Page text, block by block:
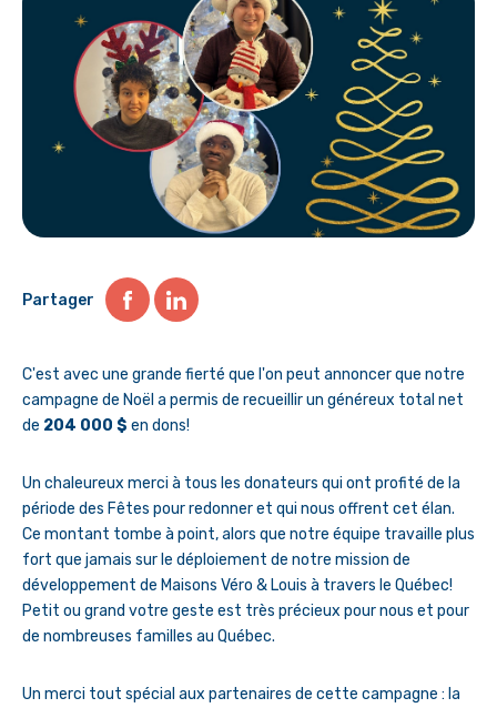
Partager
C'est avec une grande fierté que l'on peut annoncer que notre
campagne de Noël a permis de recueillir un généreux total net
de 204 000 $ en dons!
Un chaleureux merci à tous les donateurs qui ont profité de la
période des Fêtes pour redonner et qui nous offrent cet élan.
Ce montant tombe à point, alors que notre équipe travaille plus
fort que jamais sur le déploiement de notre mission de
développement de Maisons Véro & Louis à travers le Québec!
Petit ou grand votre geste est très précieux pour nous et pour
de nombreuses familles au Québec.
Un merci tout spécial aux partenaires de cette campagne : la